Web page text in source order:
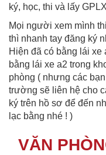
ký, học, thi và lấy
Mọi người xem mình
thì nhanh tay đăng ký
Hiện đã có bằng lái xe
bằng lái xe a2 trong
phòng ( nhưng các
trường sẽ liên hệ cho
ký trên hồ sơ để đến
lạc bằng nhé ! )
VĂN